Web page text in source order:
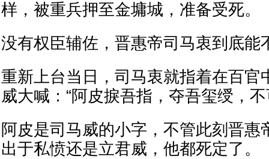
样，被重兵押至金墉城，准备受死。
没有权臣辅佐，晋惠帝司马衷到底能
重新上台当日，司马衷就指着在百官
威大喊：“阿皮捩吾指，夺吾玺绶，
阿皮是司马威的小字，不管此刻晋惠
出于私愤还是立君威，他都死定了。